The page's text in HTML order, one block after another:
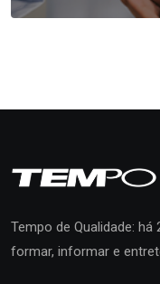
Tempo de Qualidade:
formar, informar e